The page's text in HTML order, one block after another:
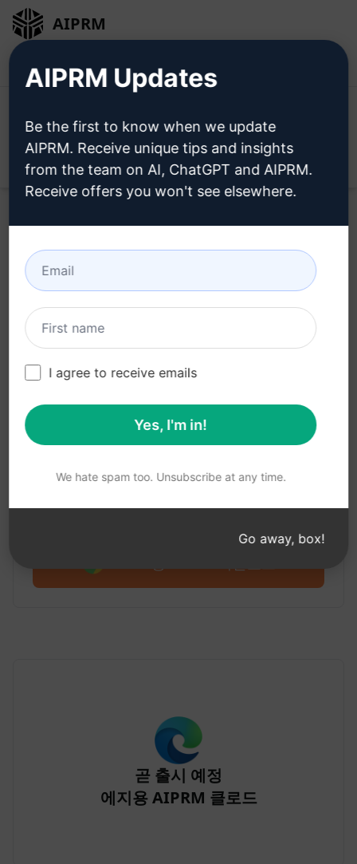
AIPRM
지금클라우드 프롬프트
를 사용
해 보세요.
1단계 : AIPRM 무료 다운로드
구글 크롬용 AIPRM 클로드
롬프트로 무료로 시작하세요.
곧 출시 예정
에지용 AIPRM 클로드
AIPRM Updates
Be the first to know when we update
AIPRM. Receive unique tips and insights
from the team on AI, ChatGPT and AIPRM.
Receive offers you won't see elsewhere.
I agree to receive emails
Yes, I'm in!
We hate spam too. Unsubscribe at any time.
Go away, box!